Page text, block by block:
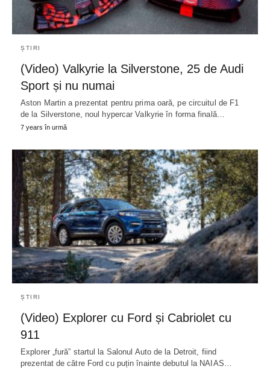
ȘTIRI
(Video) Valkyrie la Silverstone, 25 de Audi
Sport și nu numai
Aston Martin a prezentat pentru prima oară, pe circuitul de F1
de la Silverstone, noul hypercar Valkyrie în forma finală…
7 years în urmă
ȘTIRI
(Video) Explorer cu Ford și Cabriolet cu
911
Explorer „fură” startul la Salonul Auto de la Detroit, fiind
prezentat de către Ford cu puțin înainte debutul la NAIAS…